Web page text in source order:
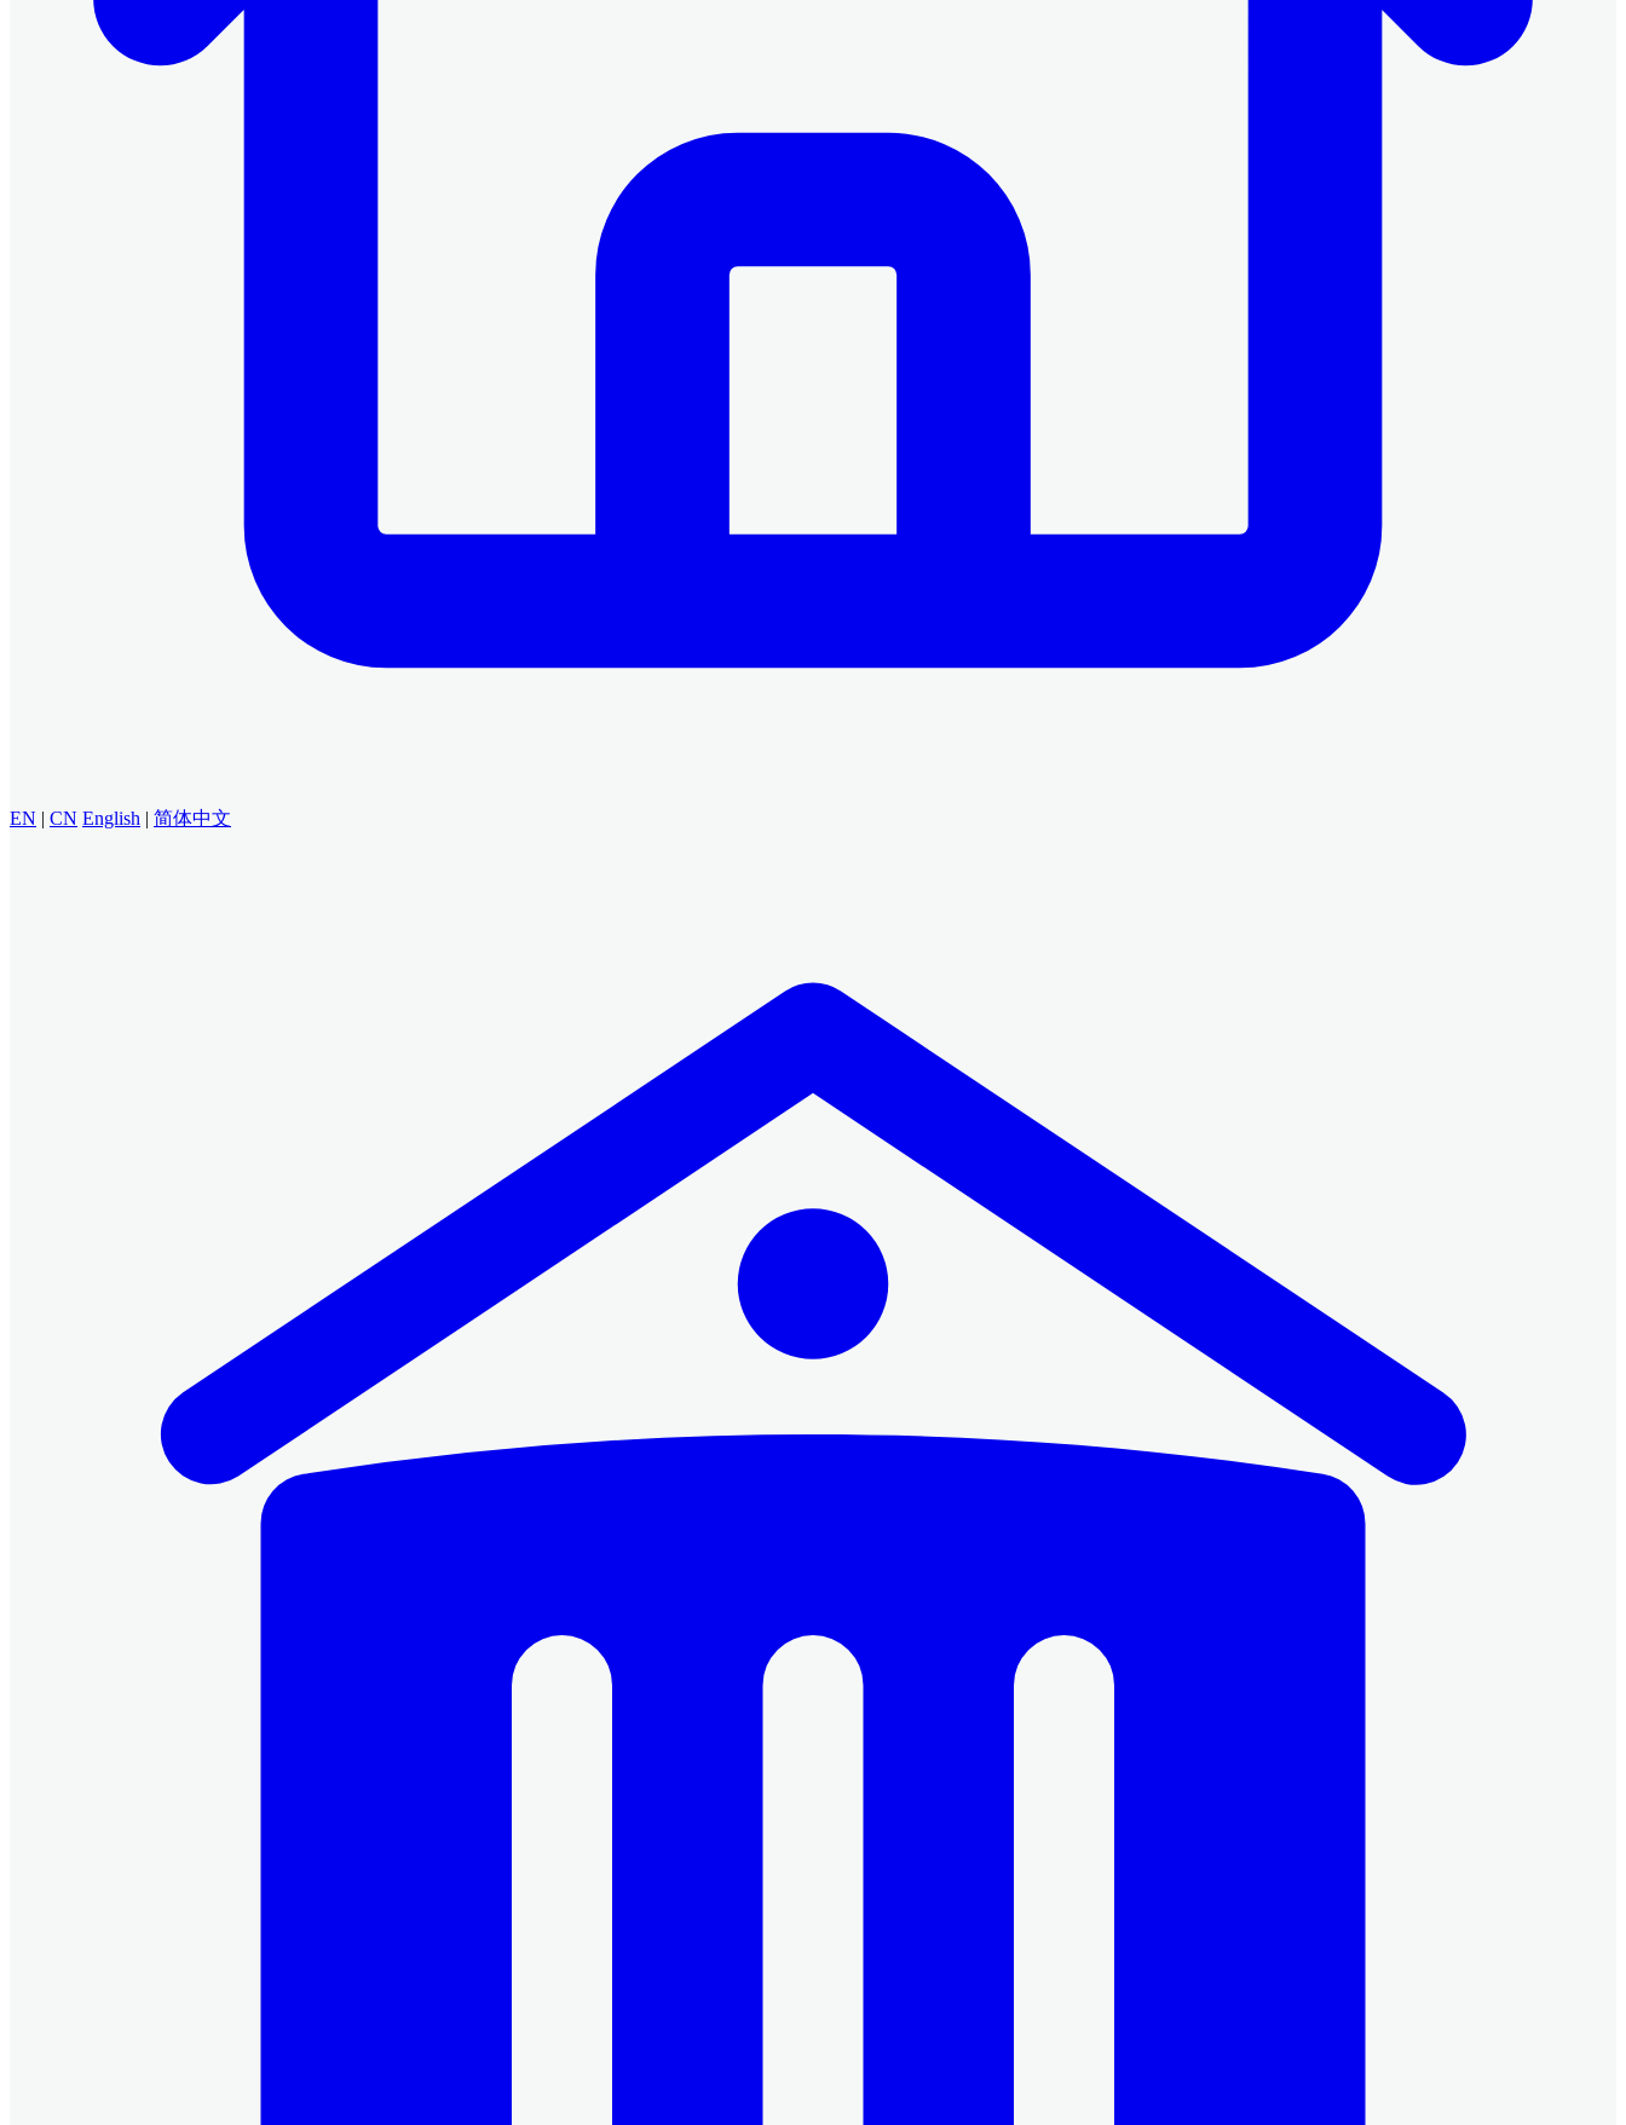
EN | CN English | 简体中文